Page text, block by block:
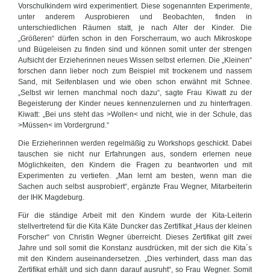
Vorschulkindern wird experimentiert. Diese sogenannten Experimente,
unter anderem Ausprobieren und Beobachten, finden in
unterschiedlichen Räumen statt, je nach Alter der Kinder. Die
„Größeren“ dürfen schon in den Forscherraum, wo auch Mikroskope
und Bügeleisen zu finden sind und können somit unter der strengen
Aufsicht der Erzieherinnen neues Wissen selbst erlernen. Die „Kleinen“
forschen dann lieber noch zum Beispiel mit trockenem und nassem
Sand, mit Seifenblasen und wie oben schon erwähnt mit Schnee.
„Selbst wir lernen manchmal noch dazu“, sagte Frau Kiwatt zu der
Begeisterung der Kinder neues kennenzulernen und zu hinterfragen.
Kiwatt: „Bei uns steht das >Wollen< und nicht, wie in der Schule, das
>Müssen< im Vordergrund.“
Die Erzieherinnen werden regelmäßig zu Workshops geschickt. Dabei
tauschen sie nicht nur Erfahrungen aus, sondern erlernen neue
Möglichkeiten, den Kindern die Fragen zu beantworten und mit
Experimenten zu vertiefen. „Man lernt am besten, wenn man die
Sachen auch selbst ausprobiert“, ergänzte Frau Wegner, Mitarbeiterin
der IHK Magdeburg.
Für die ständige Arbeit mit den Kindern wurde der Kita-Leiterin
stellvertretend für die Kita Käte Duncker das Zertifikat „Haus der kleinen
Forscher“ von Christin Wegner überreicht. Dieses Zertifikat gilt zwei
Jahre und soll somit die Konstanz ausdrücken, mit der sich die Kita´s
mit den Kindern auseinandersetzen. „Dies verhindert, dass man das
Zertifikat erhält und sich dann darauf ausruht“, so Frau Wegner. Somit